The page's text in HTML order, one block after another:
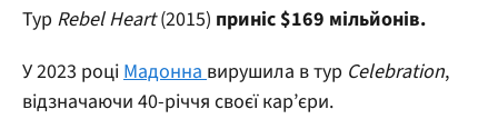
Тур Rebel Heart(2015) приніс $169 мільйонів.
У 2023 роціМадоннавирушила в тур Celebration,
відзначаючи 40-річчя своєї кар’єри.